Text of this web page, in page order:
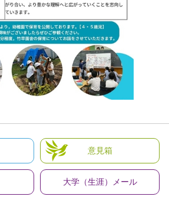
意見箱
大学（生涯）メール